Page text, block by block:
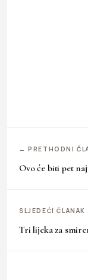
← PRETHODNI
Ovo će biti pet
SLJEDEĆI ČLANAK
Tri lijeka za